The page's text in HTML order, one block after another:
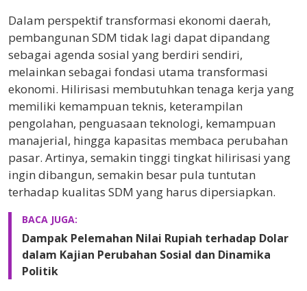
Dalam perspektif transformasi ekonomi daerah,
pembangunan SDM tidak lagi dapat dipandang
sebagai agenda sosial yang berdiri sendiri,
melainkan sebagai fondasi utama transformasi
ekonomi. Hilirisasi membutuhkan tenaga kerja yang
memiliki kemampuan teknis, keterampilan
pengolahan, penguasaan teknologi, kemampuan
manajerial, hingga kapasitas membaca perubahan
pasar. Artinya, semakin tinggi tingkat hilirisasi yang
ingin dibangun, semakin besar pula tuntutan
terhadap kualitas SDM yang harus dipersiapkan.
BACA JUGA:
Dampak Pelemahan Nilai Rupiah terhadap Dolar
dalam Kajian Perubahan Sosial dan Dinamika
Politik